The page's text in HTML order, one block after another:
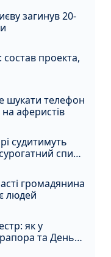
загинув 20-
проекта,
шукати телефон
аферистів
судитимуть
спирт
громадянина
людей
як у
та День